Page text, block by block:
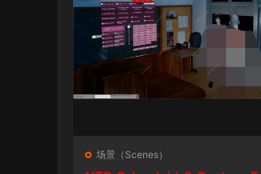
场景（Scenes）